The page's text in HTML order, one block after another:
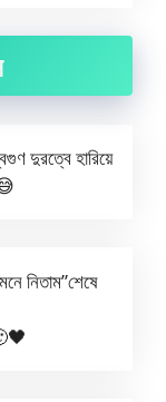
দুরত্বে হারিয়ে
নিতাম”শেষে